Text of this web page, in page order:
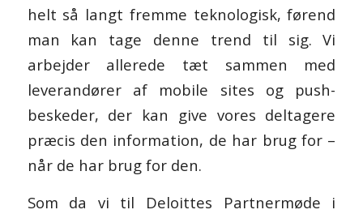
helt så langt fremme teknologisk, førend
man kan tage denne trend til sig. Vi
arbejder allerede tæt sammen med
leverandører af mobile sites og push-
beskeder, der kan give vores deltagere
præcis den information, de har brug for –
når de har brug for den.
Som da vi til Deloittes Partnermøde i